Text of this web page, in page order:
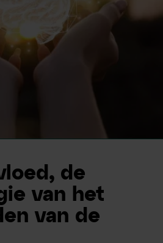
de
van het
van de